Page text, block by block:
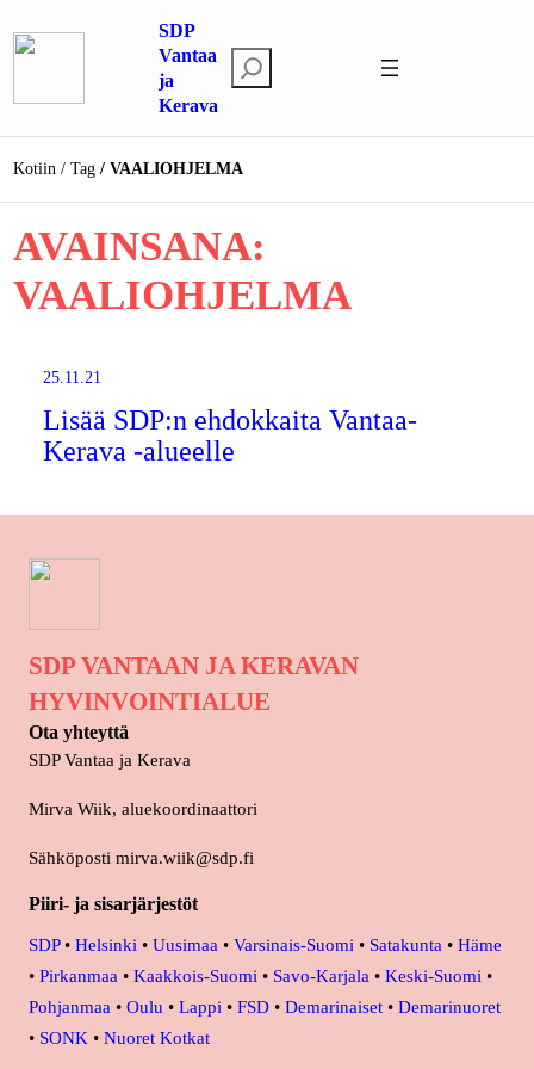
sisältöön
SDP
Vantaa
ja
Kerava
t
Kotiin Tag VAALIOHJELMA
AVAINSANA:
VAALIOHJELMA
25.11.21
Lisää SDP:n ehdokkaita Vantaa-
Kerava -alueelle
SDP VANTAAN JA KERAVAN
HYVINVOINTIALUE
Ota yhteyttä
SDP Vantaa ja Kerava
Mirva Wiik, aluekoordinaattori
Sähköposti mirva.wiik@sdp.fi
Piiri- ja sisarjärjestöt
SDP• Helsinki • Uusimaa • Varsinais-Suomi • Satakunta • Häme
• Pirkanmaa • Kaakkois-Suomi • Savo-Karjala • Keski-Suomi •
Pohjanmaa • Oulu • Lappi • FSD • Demarinaiset • Demarinuoret
• SONK • Nuoret Kotkat